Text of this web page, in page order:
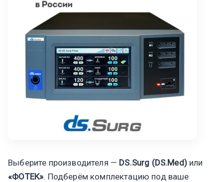
Выберите производителя — DS.Surg (DS.Med)или
«ФОТЕК». Подберём комплектацию под ваше